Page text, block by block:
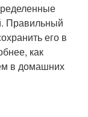
Правильный
его в
как
в домашних